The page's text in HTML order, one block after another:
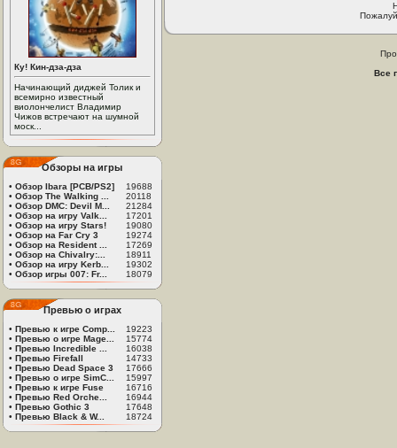
Ку! Кин-дза-дза
Начинающий диджей Толик и
всемирно известный
виолончелист Владимир
Чижов встречают на шумной
моск...
Обзоры на игры
• Обзор Ibara [PCB/PS2]
19688
• Обзор The Walking ...
20118
• Обзор DMC: Devil M...
21284
• Обзор на игру Valk...
17201
• Обзор на игру Stars!
19080
• Обзор на Far Cry 3
19274
• Обзор на Resident ...
17269
• Обзор на Chivalry:...
18911
• Обзор на игру Kerb...
19302
• Обзор игры 007: Fr... 18079
Превью о играх
• Превью к игре Comp...
19223
• Превью о игре Mage...
15774
• Превью Incredible ...
16038
• Превью Firefall
14733
• Превью Dead Space 3
17666
• Превью о игре SimC...
15997
• Превью к игре Fuse
16716
• Превью Red Orche...
16944
• Превью Gothic 3
17648
• Превью Black & W... 18724
Все